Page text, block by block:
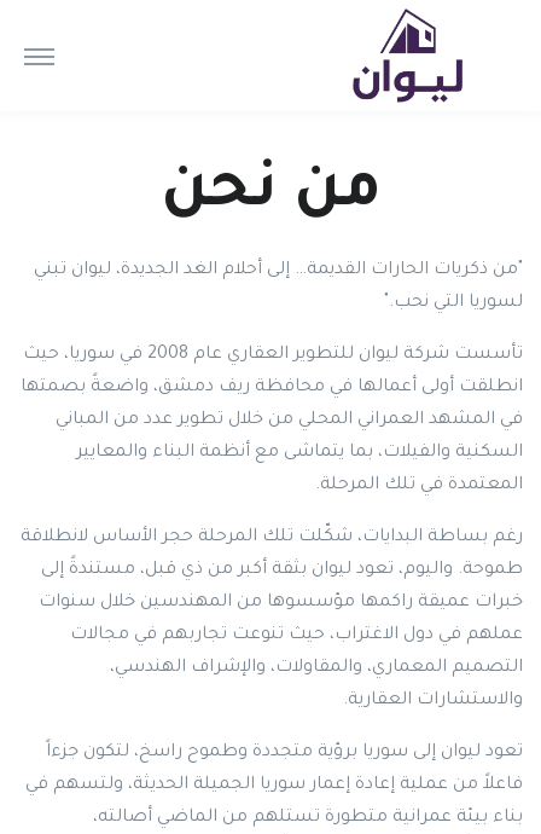
من نحن
"من ذكريات الحارات القديمة… إلى أحلام الغد الجديدة، ليوان تبني
لسوريا التي نحب."
تأسست شركة ليوان للتطوير العقاري عام 2008 في سوريا، حيث
انطلقت أولى أعمالها في محافظة ريف دمشق، واضعةً بصمتها
في المشهد العمراني المحلي من خلال تطوير عدد من المباني
السكنية والفيلات، بما يتماشى مع أنظمة البناء والمعايير
المعتمدة في تلك المرحلة.
رغم بساطة البدايات، شكّلت تلك المرحلة حجر الأساس لانطلاقة
طموحة. واليوم، تعود ليوان بثقة أكبر من ذي قبل، مستندةً إلى
خبرات عميقة راكمها مؤسسوها من المهندسين خلال سنوات
عملهم في دول الاغتراب، حيث تنوعت تجاربهم في مجالات
التصميم المعماري، والمقاولات، والإشراف الهندسي،
والاستشارات العقارية.
تعود ليوان إلى سوريا برؤية متجددة وطموح راسخ، لتكون جزءاً
فاعلاً من عملية إعادة إعمار سوريا الجميلة الحديثة، ولتسهم في
بناء بيئة عمرانية متطورة تستلهم من الماضي أصالته،